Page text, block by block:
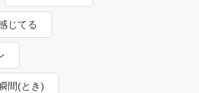
じてる
間(とき)